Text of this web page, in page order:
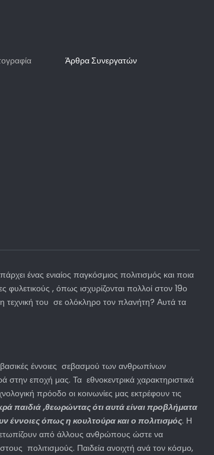
Άρθρα Συνεργατών
ένας ενιαίος παγκόσμιος πολιτισμός και ποια
, όπως ισχυρίζονται πολλοί στον 19ο
η τεχνική του σε ολόκληρο τον πλανήτη? Αυτά τα
έννοιες σεβασμού των ανθρωπίνων
στην εποχή μας. Τα εθνοκεντρικά χαρακτηριστικά
πρόοδο οι κοινωνίες μας εκτρέφουν τις
παιδιά ,θεωρώντας ότι αυτά είναι προβλήματα
έννοιες όπως η κουλτούρα και ο πολιτισμός. Η
από άλλους ανθρώπους ώστε να
πολιτισμούς. Παιδεία ανοιχτή ανά τον κόσμο,